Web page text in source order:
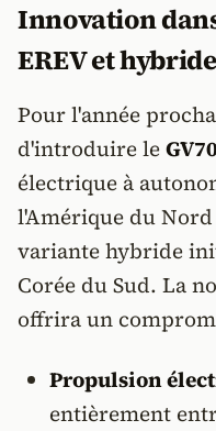
Innovation
EREV et hybride
Pour l'année
d'introduire le
électrique à
l'Amérique du
variante hybride
Corée du Sud. La
offrira un
Propulsion
entièrement